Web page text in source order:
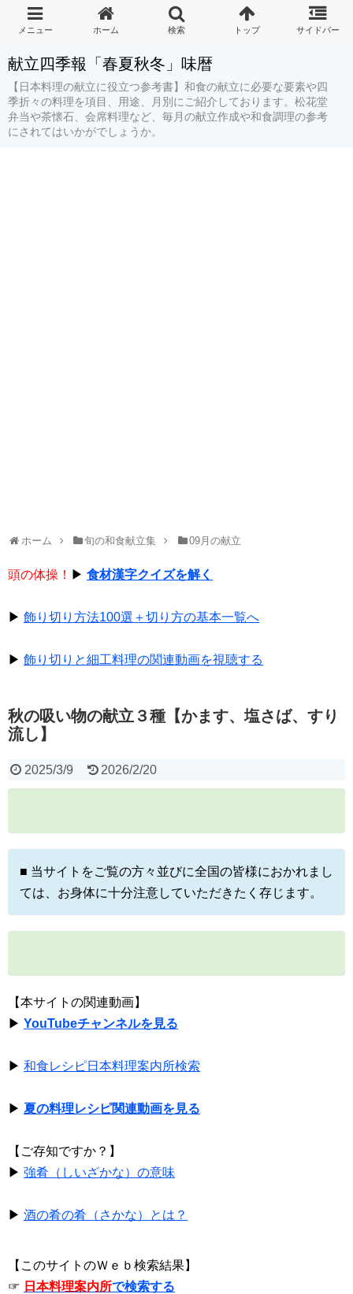
献立四季報「春夏秋冬」味暦
【日本料理の献立に役立つ参考書】和食の献立に必要な要素や四
季折々の料理を項目、用途、月別にご紹介しております。松花堂
弁当や茶懐石、会席料理など、毎月の献立作成や和食調理の参考
にされてはいかがでしょうか。
ホーム 旬の和食献立集 09月の献立
頭の体操！ ▶ 食材漢字クイズを解く
▶ 飾り切り方法100選＋切り方の基本一覧へ
▶ 飾り切りと細工料理の関連動画を視聴する
秋の吸い物の献立３種【かます、塩さば、すり
流し】
2025/3/9 2026/2/20
■ 当サイトをご覧の方々並びに全国の皆様におかれまし
ては、お身体に十分注意していただきたく存じます。
【本サイトの関連動画】
▶ YouTubeチャンネルを見る
▶ 和食レシピ日本料理案内所検索
▶ 夏の料理レシピ関連動画を見る
【ご存知ですか？】
▶ 強肴（しいざかな）の意味
▶ 酒の肴の肴（さかな）とは？
【このサイトのＷｅｂ検索結果】
☞ 日本料理案内所で検索する